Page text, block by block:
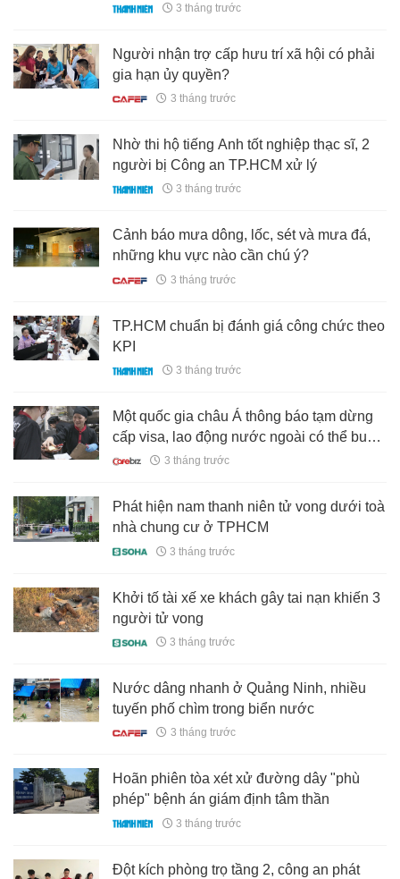
3 tháng trước
Người nhận trợ cấp hưu trí xã hội có phải
gia hạn ủy quyền?
3 tháng trước
Nhờ thi hộ tiếng Anh tốt nghiệp thạc sĩ, 2
người bị Công an TP.HCM xử lý
3 tháng trước
Cảnh báo mưa dông, lốc, sét và mưa đá,
những khu vực nào cần chú ý?
3 tháng trước
TP.HCM chuẩn bị đánh giá công chức theo
KPI
3 tháng trước
Một quốc gia châu Á thông báo tạm dừng
cấp visa, lao động nước ngoài có thể buộc
về nước3 tháng trước
Phát hiện nam thanh niên tử vong dưới toà
nhà chung cư ở TPHCM
3 tháng trước
Khởi tố tài xế xe khách gây tai nạn khiến 3
người tử vong
3 tháng trước
Nước dâng nhanh ở Quảng Ninh, nhiều
tuyến phố chìm trong biển nước
3 tháng trước
Hoãn phiên tòa xét xử đường dây "phù
phép" bệnh án giám định tâm thần
3 tháng trước
Đột kích phòng trọ tầng 2, công an phát